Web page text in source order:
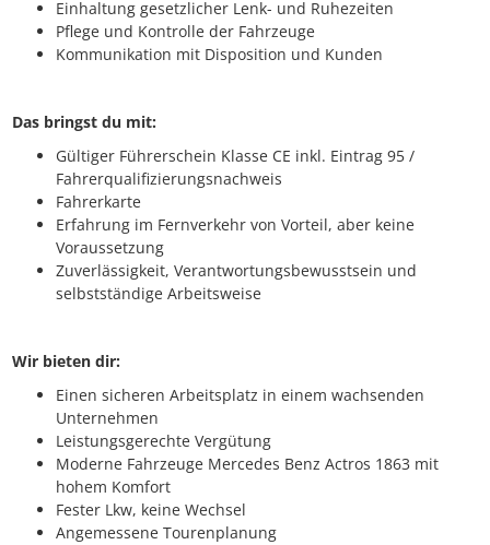
Einhaltung gesetzlicher Lenk- und Ruhezeiten
Pflege und Kontrolle der Fahrzeuge
Kommunikation mit Disposition und Kunden
Das bringst du mit:
Gültiger Führerschein Klasse CE inkl. Eintrag 95 /
Fahrerqualifizierungsnachweis
Fahrerkarte
Erfahrung im Fernverkehr von Vorteil, aber keine
Voraussetzung
Zuverlässigkeit, Verantwortungsbewusstsein und
selbstständige Arbeitsweise
Wir bieten dir:
Einen sicheren Arbeitsplatz in einem wachsenden
Unternehmen
Leistungsgerechte Vergütung
Moderne Fahrzeuge Mercedes Benz Actros 1863 mit
hohem Komfort
Fester Lkw, keine Wechsel
Angemessene Tourenplanung